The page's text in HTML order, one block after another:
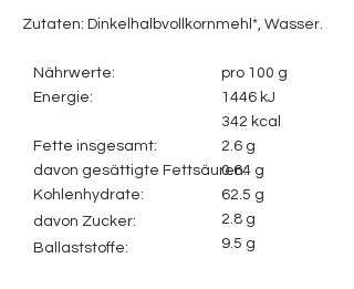
Zutaten: Dinkelhalbvollkornmehl*, Wasser.
Nährwerte:
Energie:
Fette insgesamt:
davon gesättigte Fettsäuren:
Kohlenhydrate:
davon Zucker:
Ballaststoffe:
pro 100 g
1446 kJ
342 kcal
2.6 g
0.64 g
62.5 g
2.8 g
9.5 g